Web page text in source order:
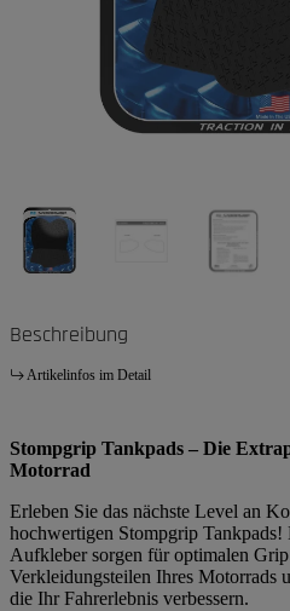
Beschreibung
Artikelinfos im Detail
Stompgrip Tankpads – Die
Motorrad
Erleben Sie das nächste Level an
hochwertigen Stompgrip
Aufkleber sorgen für optimalen
Verkleidungsteilen Ihres Motorrads
die Ihr Fahrerlebnis verbessern.